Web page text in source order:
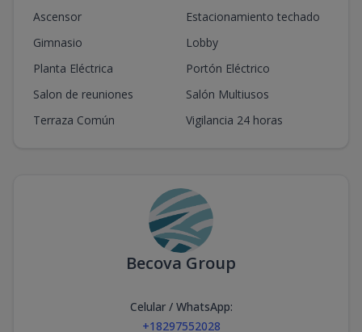
Ascensor
Estacionamiento techado
Gimnasio
Lobby
Planta Eléctrica
Portón Eléctrico
Salon de reuniones
Salón Multiusos
Terraza Común
Vigilancia 24 horas
Becova Group
Celular / WhatsApp:
+18297552028